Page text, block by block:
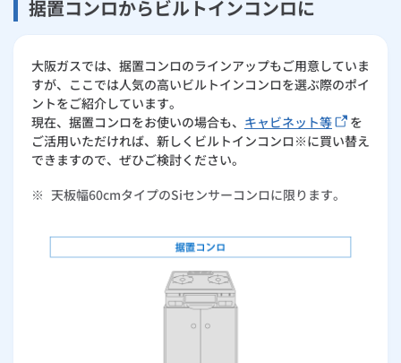
据置コンロからビルトインコンロに
大阪ガスでは、据置コンロのラインアップもご用意していま
すが、ここでは人気の高いビルトインコンロを選ぶ際のポイ
ントをご紹介しています。
現在、据置コンロをお使いの場合も、 キャビネット等
を
ご活用いただければ、新しくビルトインコンロ※に買い替え
できますので、ぜひご検討ください。
※ 天板幅60cmタイプのSiセンサーコンロに限ります。